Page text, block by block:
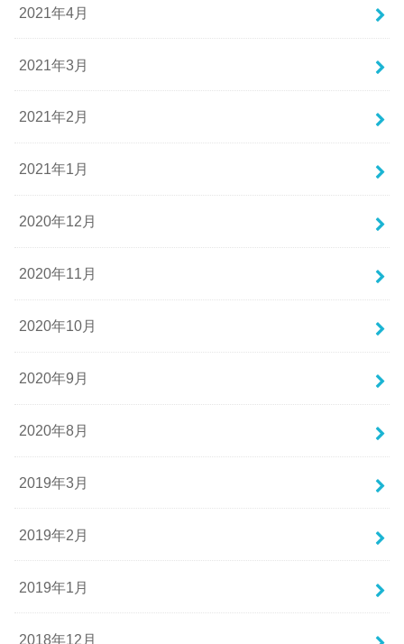
2021年4月
2021年3月
2021年2月
2021年1月
2020年12月
2020年11月
2020年10月
2020年9月
2020年8月
2019年3月
2019年2月
2019年1月
2018年12月